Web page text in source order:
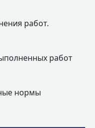
работ.
работ
нормы